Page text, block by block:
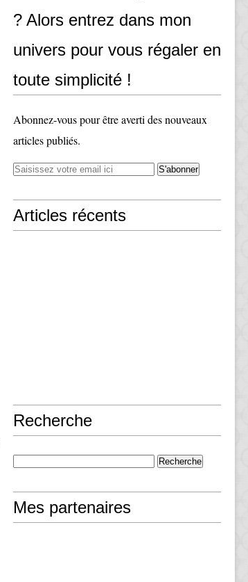
? Alors entrez dans mon
univers pour vous régaler en
toute simplicité !
Abonnez-vous pour être averti des nouveaux
articles publiés.
Articles récents
Recherche
Mes partenaires